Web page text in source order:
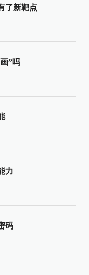
了新靶点
”吗
力
码